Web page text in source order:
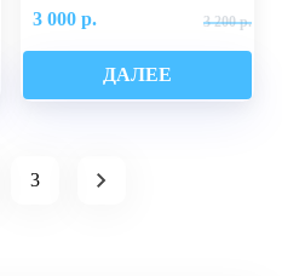
3 000 р. 3 200 р.
ДАЛЕЕ
3